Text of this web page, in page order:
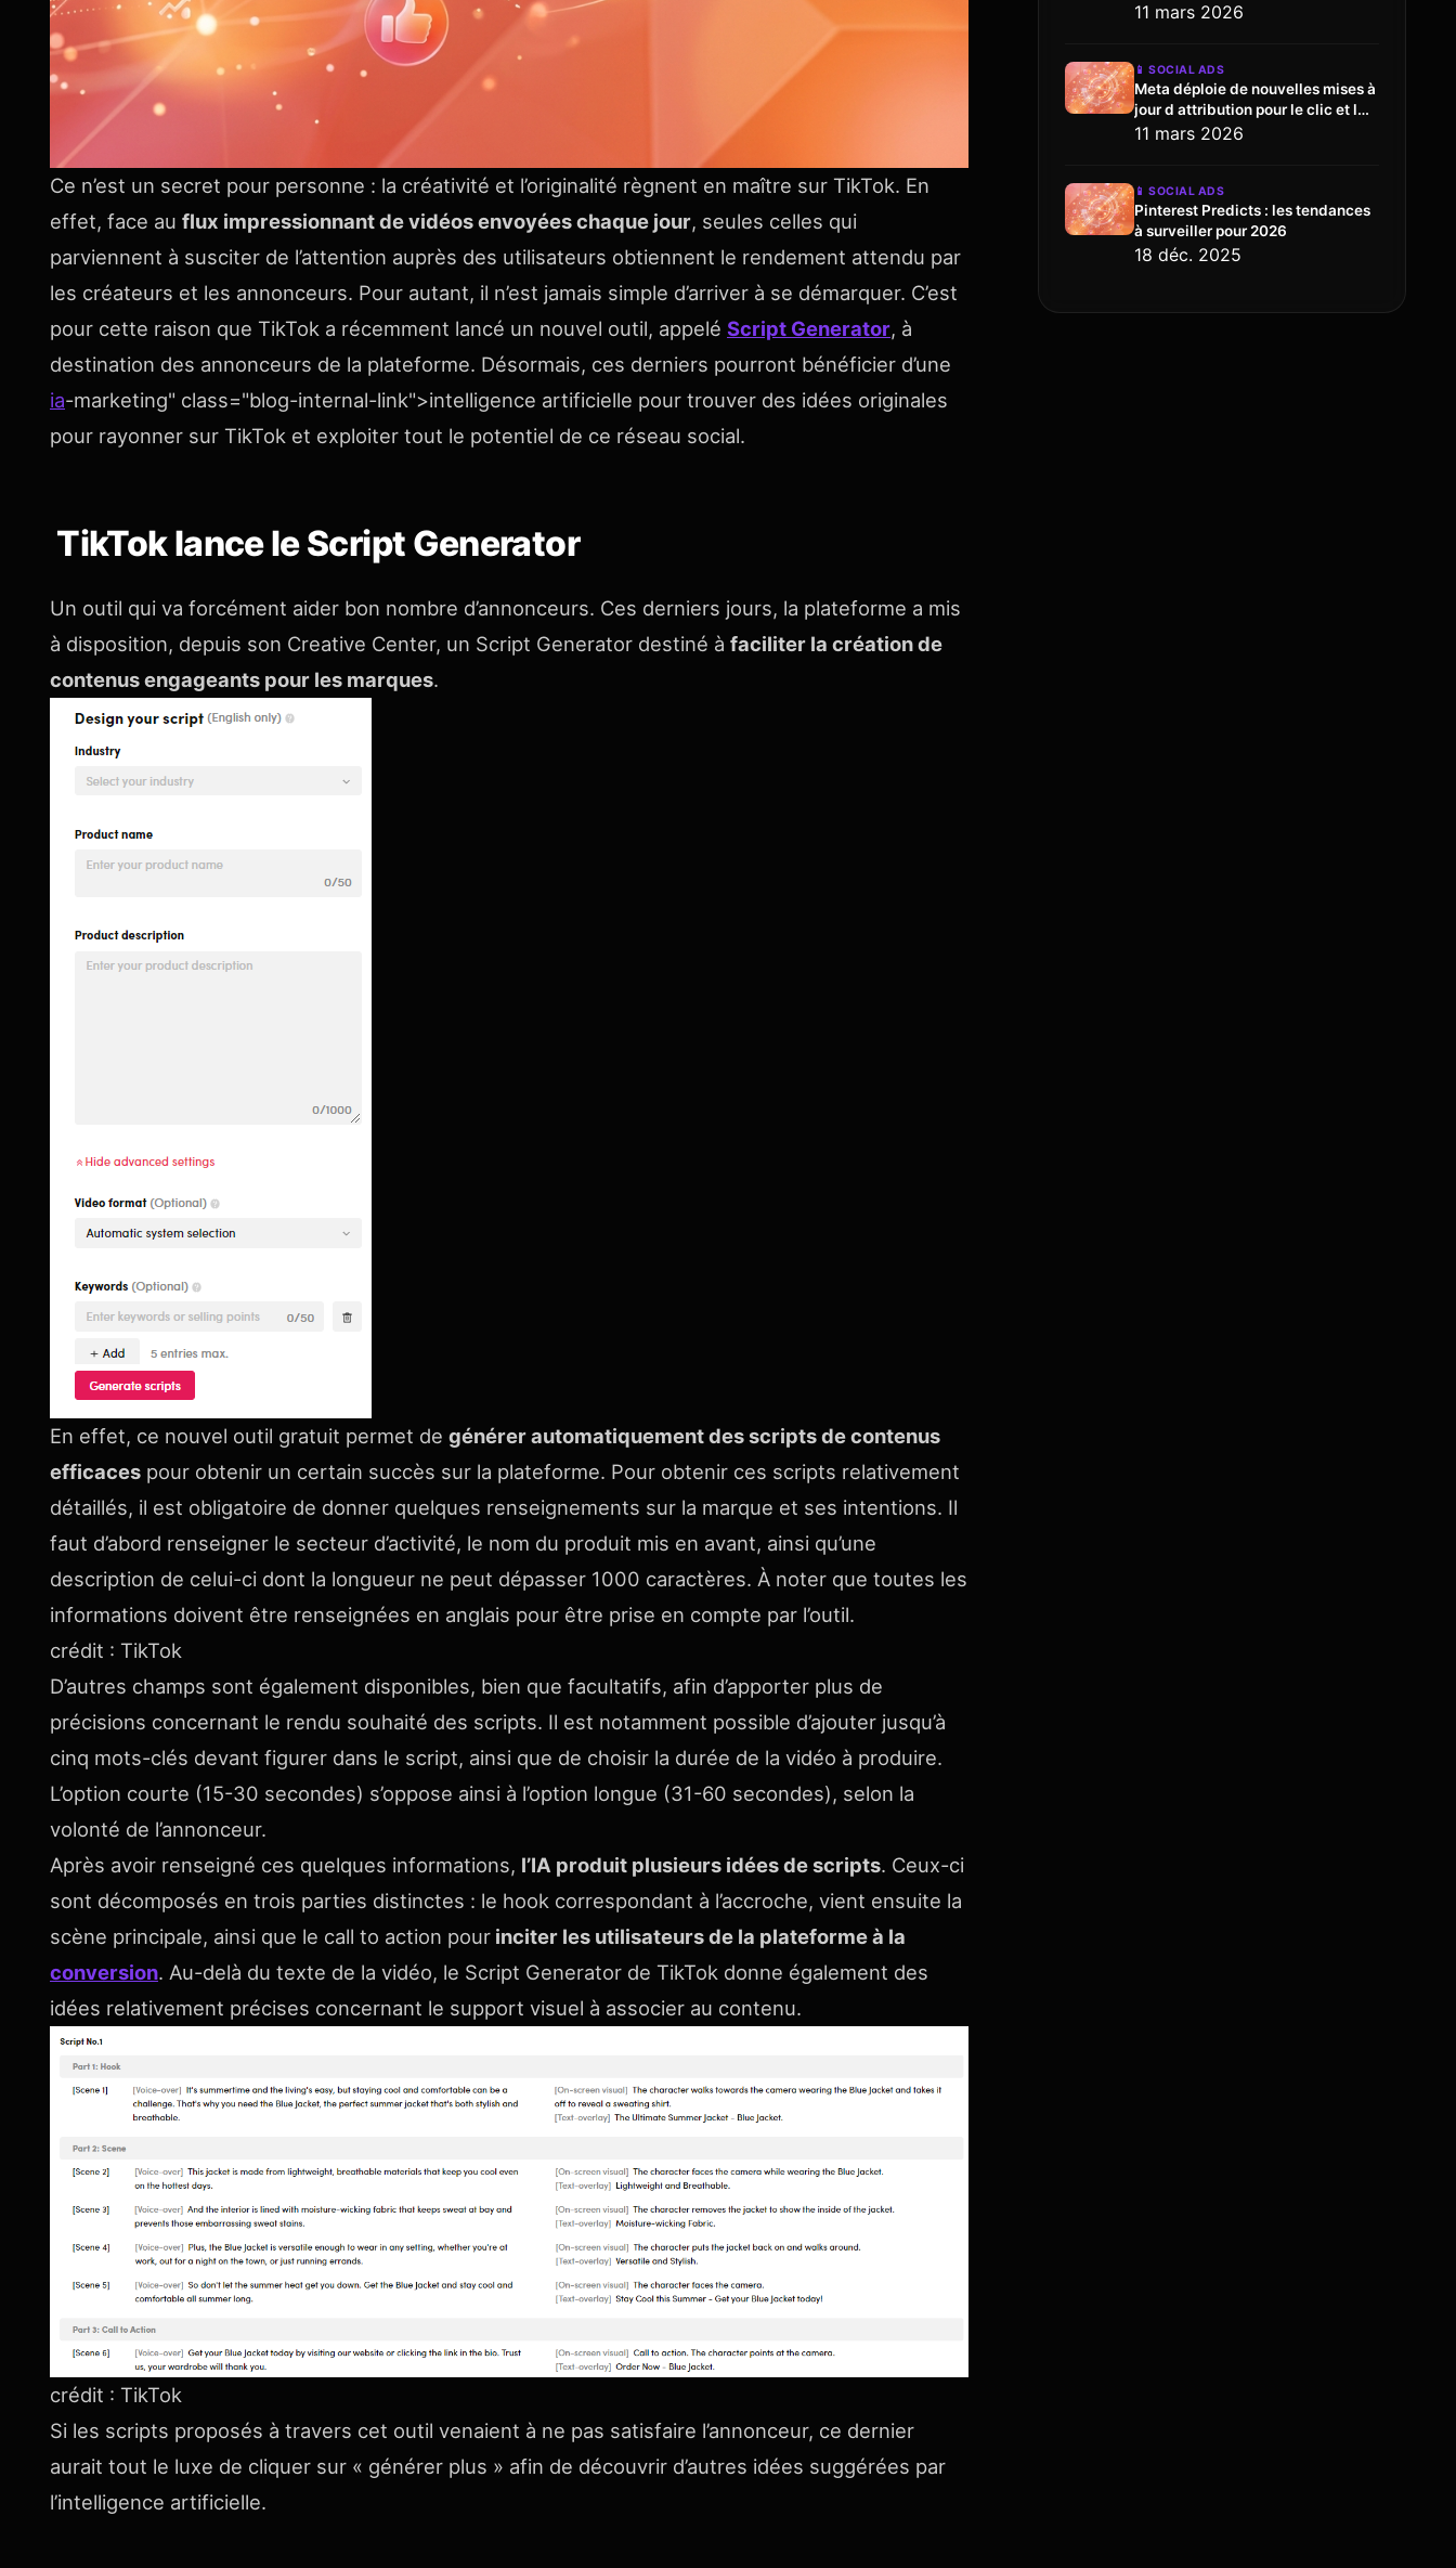
Ce n’est un secret pour personne : la créativité et l’originalité règnent en maître sur TikTok. En
effet, face au flux impressionnant de vidéos envoyées chaque jour, seules celles qui
parviennent à susciter de l’attention auprès des utilisateurs obtiennent le rendement attendu par
les créateurs et les annonceurs. Pour autant, il n’est jamais simple d’arriver à se démarquer. C’est
pour cette raison que TikTok a récemment lancé un nouvel outil, appelé Script Generator, à
destination des annonceurs de la plateforme. Désormais, ces derniers pourront bénéficier d’une
ia-marketing" class="blog-internal-link">intelligence artificielle pour trouver des idées originales
pour rayonner sur TikTok et exploiter tout le potentiel de ce réseau social.
TikTok lance le Script Generator
Un outil qui va forcément aider bon nombre d’annonceurs. Ces derniers jours, la plateforme a mis
à disposition, depuis son Creative Center, un Script Generator destiné à faciliter la création de
contenus engageants pour les marques.
En effet, ce nouvel outil gratuit permet de générer automatiquement des scripts de contenus
efficaces pour obtenir un certain succès sur la plateforme. Pour obtenir ces scripts relativement
détaillés, il est obligatoire de donner quelques renseignements sur la marque et ses intentions. Il
faut d’abord renseigner le secteur d’activité, le nom du produit mis en avant, ainsi qu’une
description de celui-ci dont la longueur ne peut dépasser 1000 caractères. À noter que toutes les
informations doivent être renseignées en anglais pour être prise en compte par l’outil.
crédit : TikTok
D’autres champs sont également disponibles, bien que facultatifs, afin d’apporter plus de
précisions concernant le rendu souhaité des scripts. Il est notamment possible d’ajouter jusqu’à
cinq mots-clés devant figurer dans le script, ainsi que de choisir la durée de la vidéo à produire.
L’option courte (15-30 secondes) s’oppose ainsi à l’option longue (31-60 secondes), selon la
volonté de l’annonceur.
Après avoir renseigné ces quelques informations, l’IA produit plusieurs idées de scripts. Ceux-ci
sont décomposés en trois parties distinctes : le hook correspondant à l’accroche, vient ensuite la
scène principale, ainsi que le call to action pour inciter les utilisateurs de la plateforme à la
conversion. Au-delà du texte de la vidéo, le Script Generator de TikTok donne également des
idées relativement précises concernant le support visuel à associer au contenu.
crédit : TikTok
Si les scripts proposés à travers cet outil venaient à ne pas satisfaire l’annonceur, ce dernier
aurait tout le luxe de cliquer sur « générer plus » afin de découvrir d’autres idées suggérées par
l’intelligence artificielle.
11 mars 2026
📱 SOCIAL ADS
Meta déploie de nouvelles mises à
jour d attribution pour le clic et l
engagement
11 mars 2026
📱 SOCIAL ADS
Pinterest Predicts : les tendances
à surveiller pour 2026
18 déc. 2025